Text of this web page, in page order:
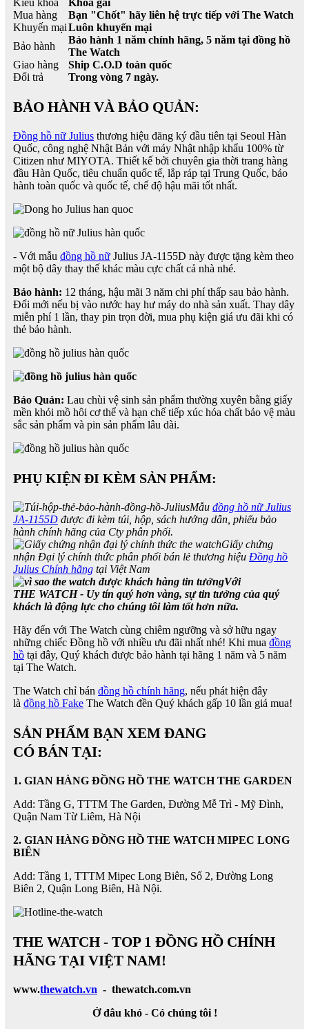
Kiểu khóa
Khóa gài
Mua hàng
Bạn "Chốt" hãy liên hệ trực tiếp với The Watch
Khuyến mạiLuôn khuyến mại
Bảo hành
Bảo hành 1 năm chính hãng, 5 năm tại đồng hồ
The Watch
Giao hàng
Ship C.O.D toàn quốc
Đổi trả
Trong vòng 7 ngày.
BẢO HÀNH VÀ BẢO QUẢN:
Đồng hồ nữ Julius thương hiệu đăng ký đầu tiên tại Seoul Hàn
Quốc, công nghệ Nhật Bản với máy Nhật nhập khẩu 100% từ
Citizen như MIYOTA. Thiết kế bởi chuyên gia thời trang hàng
đầu Hàn Quốc, tiêu chuẩn quốc tế, lắp ráp tại Trung Quốc, bảo
hành toàn quốc và quốc tế, chế độ hậu mãi tốt nhất.
- Với mẫu đồng hồ nữ Julius JA-1155D này được tặng kèm theo
một bộ dây thay thế khác màu cực chất cả nhà nhé.
Bảo hành: 12 tháng, hậu mãi 3 năm chi phí thấp sau bảo hành.
Đổi mới nếu bị vào nước hay hư máy do nhà sản xuất. Thay dây
miễn phí 1 lần, thay pin trọn đời, mua phụ kiện giá ưu đãi khi có
thẻ bảo hành.
Bảo Quản: Lau chùi vệ sinh sản phẩm thường xuyên bằng giấy
mền khỏi mồ hôi cơ thể và hạn chế tiếp xúc hóa chất bảo vệ màu
sắc sản phẩm và pin sản phẩm lâu dài.
PHỤ KIỆN ĐI KÈM SẢN PHẨM:
Mẫu đồng hồ nữ Julius
JA-1155D được đi kèm túi, hộp, sách hướng dẫn, phiếu bảo
hành chính hãng của Cty phân phối.
Giấy chứng
nhận Đại lý chính thức phân phối bán lẻ thương hiệu Đồng hồ
Julius Chính hãng tại Việt Nam
Với
THE WATCH - Uy tín quý hơn vàng, sự tin tưởng của quý
khách là động lực cho chúng tôi làm tốt hơn nữa.
Hãy đến với The Watch cùng chiêm ngưỡng và sở hữu ngay
những chiếc Đồng hồ với nhiều ưu đãi nhất nhé! Khi mua đồng
hồ tại đây, Quý khách được bảo hành tại hãng 1 năm và 5 năm
tại The Watch.
The Watch chỉ bán đồng hồ chính hãng, nếu phát hiện đây
là đồng hồ Fake The Watch đền Quý khách gấp 10 lần giá mua!
SẢN PHẨM BẠN XEM ĐANG
CÓ BÁN TẠI:
1. GIAN HÀNG ĐỒNG HỒ THE WATCH THE GARDEN
Add: Tầng G, TTTM The Garden, Đường Mễ Trì - Mỹ Đình,
Quận Nam Từ Liêm, Hà Nội
2. GIAN HÀNG ĐỒNG HỒ THE WATCHMIPEC LONG
BIÊN
Add: Tầng 1, TTTM Mipec Long Biên, Số 2, Đường Long
Biên 2, Quận Long Biên, Hà Nội.
THE WATCH - TOP 1 ĐỒNG HỒ CHÍNH
HÃNG TẠI VIỆT NAM!
www.thewatch.vn - thewatch.com.vn
Ở đâu khó - Có chúng tôi !